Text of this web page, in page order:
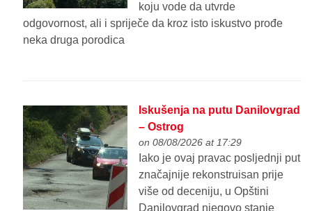
koju vode da utvrde
odgovornost, ali i spriječe da kroz isto iskustvo prođe
neka druga porodica
Iskušenja na putu Danilovgrad
– Ostrog
on 08/08/2026 at 17:29
Iako je ovaj pravac posljednji put
značajnije rekonstruisan prije
više od deceniju, u Opštini
Danilovgrad njegovo stanje